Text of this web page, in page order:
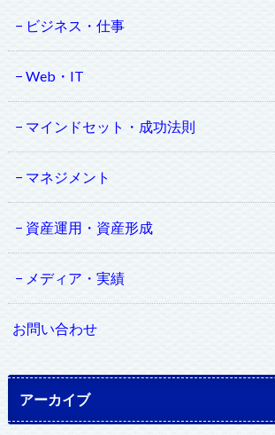
ビジネス・仕事
Web・IT
マインドセット・成功法則
マネジメント
資産運用・資産形成
メディア・実績
お問い合わせ
アーカイブ